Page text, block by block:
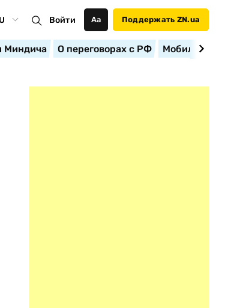
Войти Аа Поддержать ZN.ua
Миндича О переговорах с РФ